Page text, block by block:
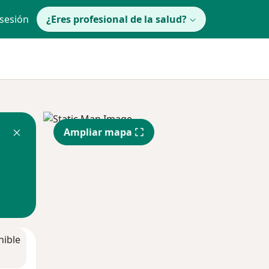
¿Eres profesional de la salud?
Ampliar mapa